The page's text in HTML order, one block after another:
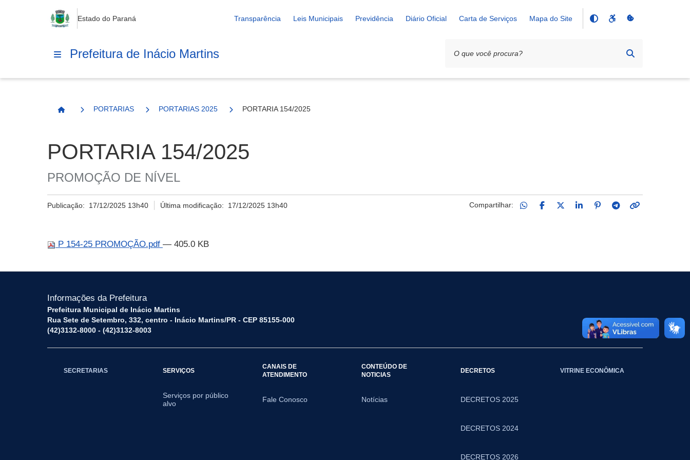
Estado do Paraná Transparência Leis Municipais Previdência Diário Oficial Carta de Serviços Mapa do Site
Prefeitura de Inácio Martins
Página Inicial
PORTARIAS PORTARIAS 2025 PORTARIA 154/2025
PORTARIA 154/2025
PROMOÇÃO DE NÍVEL
Publicação: 17/12/2025 13h40 Última modificação: 17/12/2025 13h40 Compartilhar:
P 154-25 PROMOÇÃO.pdf — 405.0 KB
Informações da Prefeitura
Prefeitura Municipal de Inácio Martins
Rua Sete de Setembro, 332, centro - Inácio Martins/PR - CEP 85155-000
(42)3132-8000 - (42)3132-8003
SECRETARIAS SERVIÇOS
Serviços por público
alvo
CANAIS DE
ATENDIMENTO
Fale Conosco
CONTEÚDO DE
NOTICIAS
Notícias
DECRETOS
DECRETOS 2025
DECRETOS 2024
DECRETOS 2026
VITRINE ECONÔMICA